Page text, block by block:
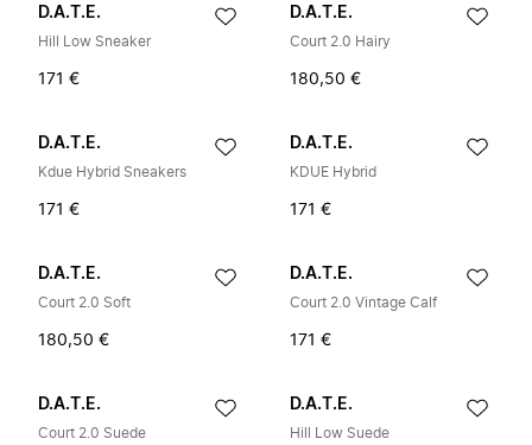
D.A.T.E.
Hill Low Sneaker
171 €
D.A.T.E.
Court 2.0 Hairy
180,50 €
D.A.T.E.
Kdue Hybrid Sneakers
171 €
D.A.T.E.
KDUE Hybrid
171 €
D.A.T.E.
Court 2.0 Soft
180,50 €
D.A.T.E.
Court 2.0 Vintage Calf
171 €
D.A.T.E.
Court 2.0 Suede
D.A.T.E.
Hill Low Suede